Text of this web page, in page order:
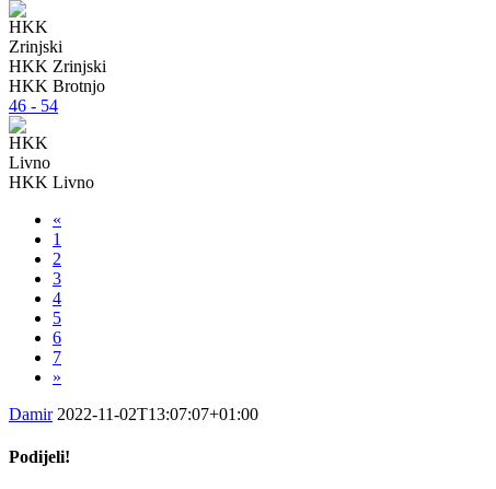
HKK Zrinjski
HKK Brotnjo
46 - 54
HKK Livno
«
1
2
3
4
5
6
7
»
Damir 2022-11-02T13:07:07+01:00
Podijeli!